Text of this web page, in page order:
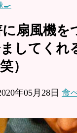
🍳
扇風機を
してくれ
）
年05月28日 食